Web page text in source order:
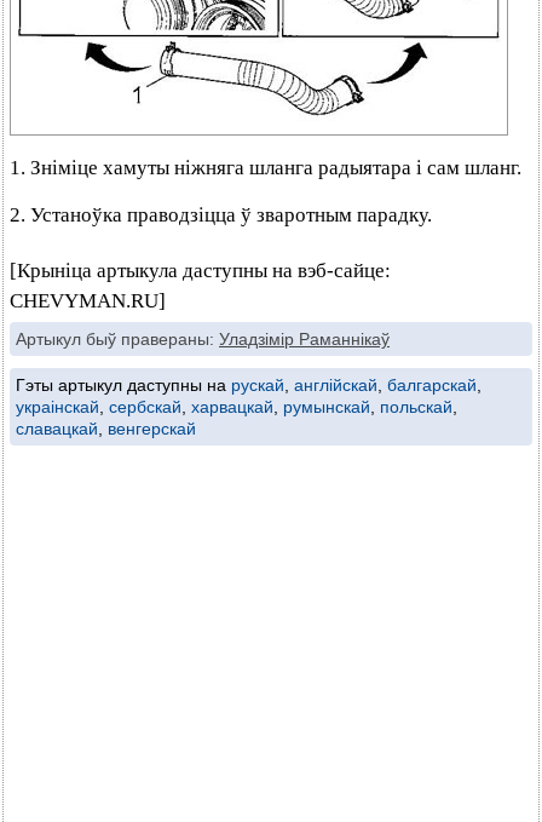
1. Зніміце хамуты ніжняга шланга радыятара і сам шланг.
2. Устаноўка праводзіцца ў зваротным парадку.
[Крыніца артыкула даступны на вэб-сайце:
CHEVYMAN.RU]
Артыкул быў правераны: Уладзімір Раманнікаў
Гэты артыкул даступны на рускай англійскай балгарскай
украінскай сербскай харвацкай румынскай польскай
славацкай
венгерскай